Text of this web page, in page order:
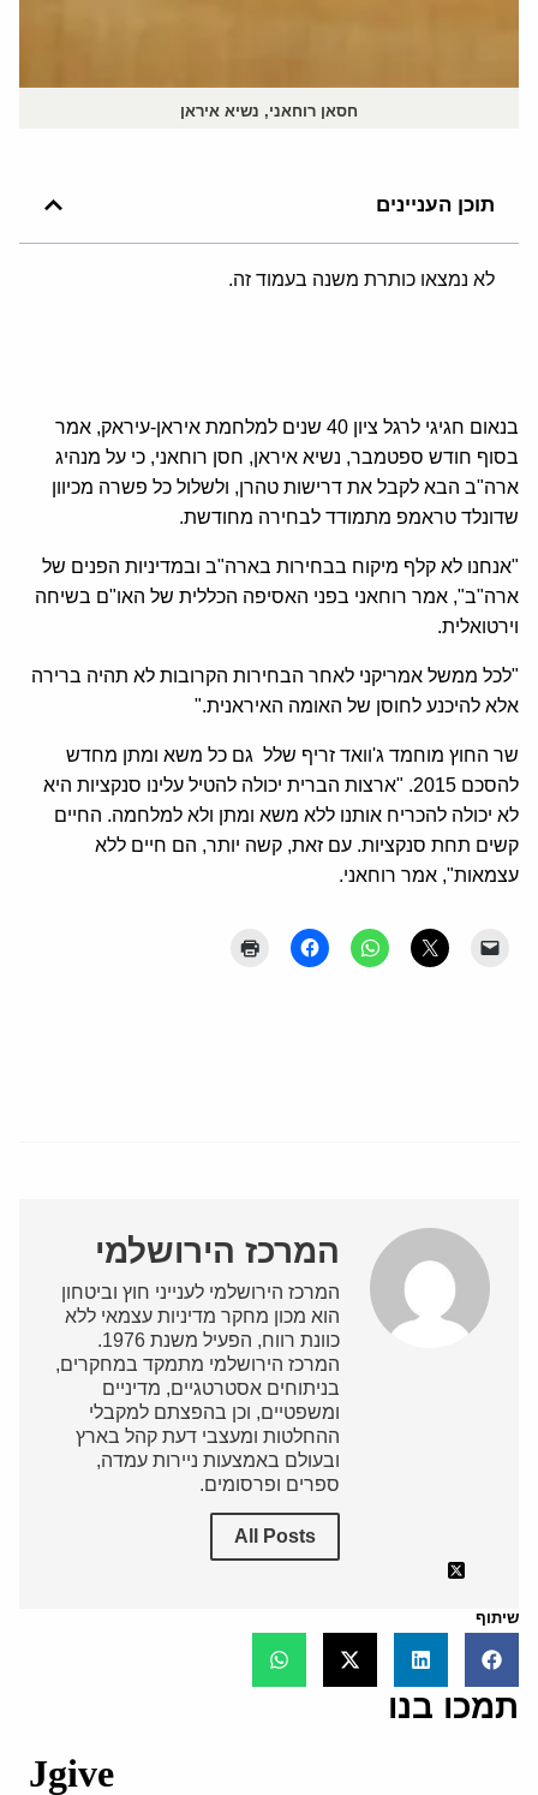
חסאן רוחאני, נשיא איראן
תוכן העניינים
לא נמצאו כותרת משנה בעמוד זה.
בנאום חגיגי לרגל ציון 40 שנים למלחמת איראן-עיראק, אמר
בסוף חודש ספטמבר, נשיא איראן, חסן רוחאני, כי על מנהיג
ארה"ב הבא לקבל את דרישות טהרן, ולשלול כל פשרה מכיוון
שדונלד טראמפ מתמודד לבחירה מחודשת.
"אנחנו לא קלף מיקוח בבחירות בארה"ב ובמדיניות הפנים של
ארה"ב", אמר רוחאני בפני האסיפה הכללית של האו"ם בשיחה
וירטואלית.
"לכל ממשל אמריקני לאחר הבחירות הקרובות לא תהיה ברירה
אלא להיכנע לחוסן של האומה האיראנית."
שר החוץ מוחמד ג'וואד זריף שלל גם כל משא ומתן מחדש
להסכם 2015. "ארצות הברית יכולה להטיל עלינו סנקציות היא
לא יכולה להכריח אותנו ללא משא ומתן ולא למלחמה. החיים
קשים תחת סנקציות. עם זאת, קשה יותר, הם חיים ללא
עצמאות", אמר רוחאני.
המרכז הירושלמי
המרכז הירושלמי לענייני חוץ וביטחון
הוא מכון מחקר מדיניות עצמאי ללא
כוונת רווח, הפעיל משנת 1976.
המרכז הירושלמי מתמקד במחקרים,
בניתוחים אסטרטגיים, מדיניים
ומשפטיים, וכן בהפצתם למקבלי
ההחלטות ומעצבי דעת קהל בארץ
ובעולם באמצעות ניירות עמדה,
ספרים ופרסומים.
All Posts
שיתוף
תמכו בנו